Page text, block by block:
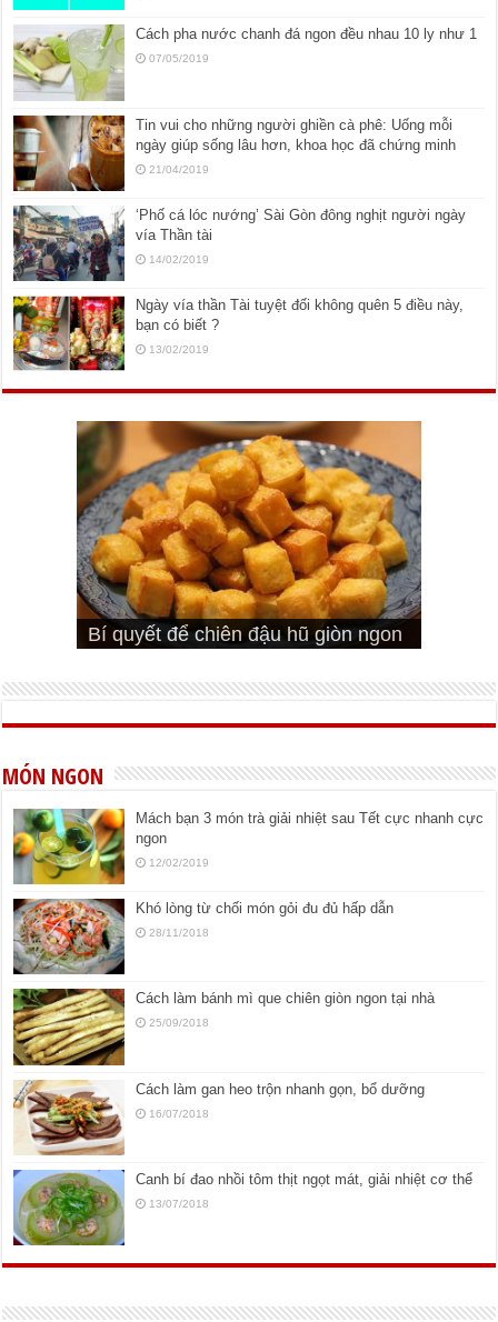
Cách pha nước chanh đá ngon đều nhau 10 ly như 1
07/05/2019
Tin vui cho những người ghiền cà phê: Uống mỗi
ngày giúp sống lâu hơn, khoa học đã chứng minh
21/04/2019
‘Phố cá lóc nướng’ Sài Gòn đông nghịt người ngày
vía Thần tài
14/02/2019
Ngày vía thần Tài tuyệt đối không quên 5 điều này,
bạn có biết ?
13/02/2019
Cách pha nước mắm trộn gỏi ngon
bá cháy
Bí quyết để chiên đậu hũ giòn ngon
Cách ướp sườn non nướng ngon
đúng vị
Cách ướp thịt heo chiên ngon mềm
Bật mí cách ướp sườn cơm tấm
ngon
MÓN NGON
Mách bạn 3 món trà giải nhiệt sau Tết cực nhanh cực
ngon
12/02/2019
Khó lòng từ chối món gỏi đu đủ hấp dẫn
28/11/2018
Cách làm bánh mì que chiên giòn ngon tại nhà
25/09/2018
Cách làm gan heo trộn nhanh gọn, bổ dưỡng
16/07/2018
Canh bí đao nhồi tôm thịt ngọt mát, giải nhiệt cơ thể
13/07/2018